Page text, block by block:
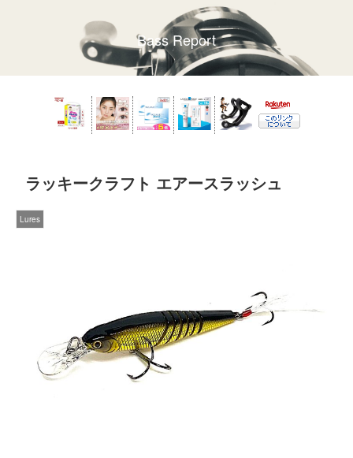
Bass Report
ラッキークラフト エアースラッシュ
Lures